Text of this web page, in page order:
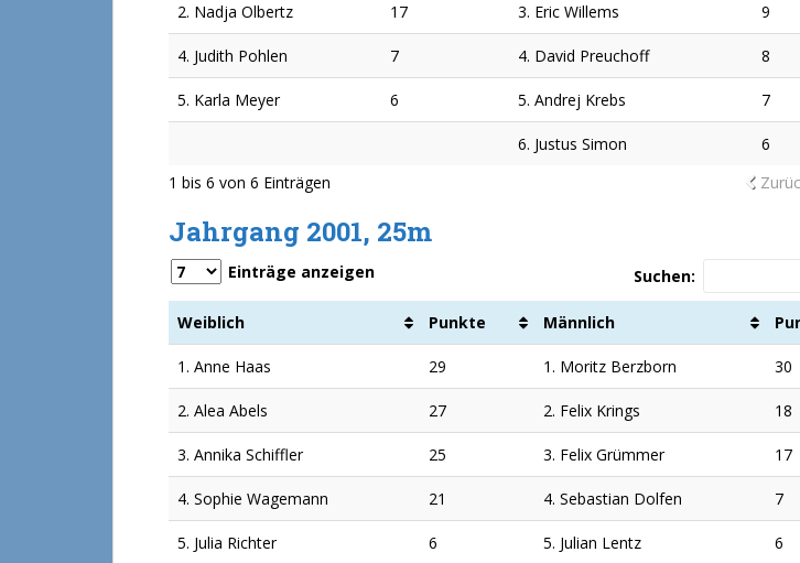
2. Nadja Olbertz 17 3. Eric Willems 9
4. Judith Pohlen 7 4. David Preuchoff 8
5. Karla Meyer 6 5. Andrej Krebs 7
6. Justus Simon
6
1 bis 6 von 6 Einträgen
Jahrgang 2001, 25m
Einträge anzeigen Suchen:
Weiblich Punkte Männlich
1. Anne Haas 29 1. Moritz Berzborn 30
2. Alea Abels 27 2. Felix Krings 18
3. Annika Schiffler 25 3. Felix Grümmer 17
4. Sophie Wagemann 21 4. Sebastian Dolfen 7
5. Julia Richter 6 5. Julian Lentz 6